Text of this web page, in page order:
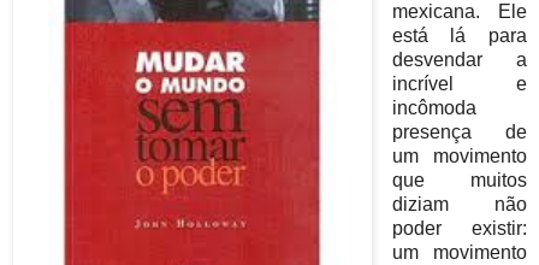
mexicana. Ele
está lá para
desvendar a
incrível e
incômoda
presença de
um movimento
que muitos
diziam não
poder existir:
um movimento